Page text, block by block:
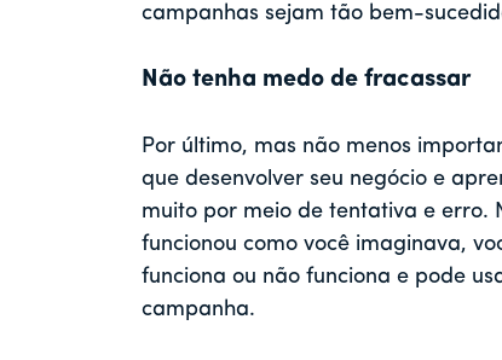
campanhas sejam tão bem-
Não tenha medo de fracassar
Por último, mas não menos
que desenvolver seu negócio e
muito por meio de tentativa e erro.
funcionou como você imaginava,
funciona ou não funciona e pode
campanha.